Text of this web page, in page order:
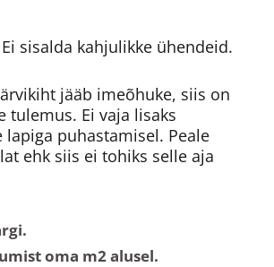
sisalda kahjulikke ühendeid.
jääb imeõhuke, siis on
tulemus. Ei vaja lisaks
puhastamisel. Peale
ehk siis ei tohiks selle aja
oma m2 alusel.